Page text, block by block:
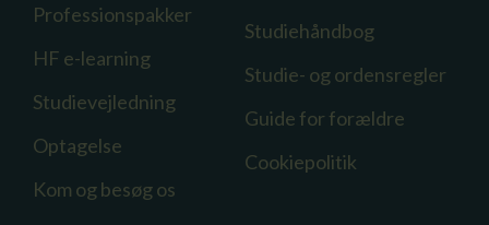
Professionspakker
HF e-learning
Studievejledning
Optagelse
Kom og besøg os
Studiehåndbog
Studie- og ordensregler
Guide for forældre
Cookiepolitik